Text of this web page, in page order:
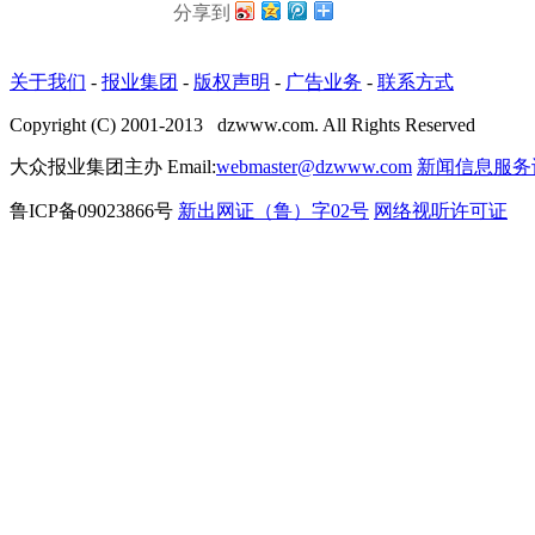
分享到
关于我们 - 报业集团 - 版权声明 - 广告业务 - 联系方式
Copyright (C) 2001-2013 dzwww.com. All Rights Reserved
大众报业集团主办 Email:webmaster@dzwww.com 新闻信息服
鲁ICP备09023866号 新出网证（鲁）字02号 网络视听许可证